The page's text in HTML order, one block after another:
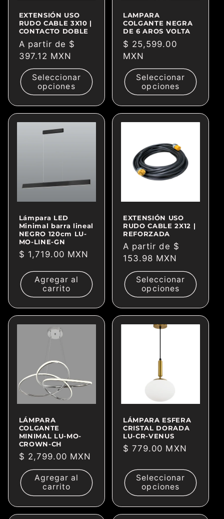
EXTENSIÓN USO
RUDO CABLE 3X10 |
CONTACTO DOBLE
Precio
habitual
A partir de $
397.12 MXN
Seleccionar
opciones
LAMPARA
COLGANTE NEGRA
DE 6 AROS VOLTA
Precio
habitual
$ 25,599.00
MXN
Seleccionar
opciones
Lámpara LED
Minimal barra lineal
NEGRO 120cm LU-
MO-LINE-GN
Precio
$ 1,719.00 MXN
Agregar al
carrito
EXTENSIÓN USO
RUDO CABLE 2X12 |
REFORZADA
Precio
habitual
A partir de $
153.98 MXN
Seleccionar
opciones
LÁMPARA
COLGANTE
MINIMAL LU-MO-
CROWN-CH
Precio
habitual
$ 2,799.00 MXN
Agregar al
carrito
LÁMPARA ESFERA
CRISTAL DORADA
LU-CR-VENUS
Precio
$ 779.00 MXN
Seleccionar
opciones